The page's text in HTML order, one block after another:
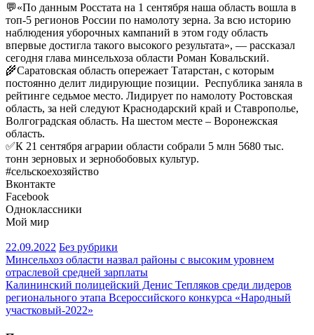
💬«По данным Росстата на 1 сентября наша область вошла в
топ-5 регионов России по намолоту зерна. За всю историю
наблюдения уборочных кампаний в этом году область
впервые достигла такого высокого результата», — рассказал
сегодня глава минсельхоза области Роман Ковальский.
🌾Саратовская область опережает Татарстан, с которым
постоянно делит лидирующие позиции. Республика заняла в
рейтинге седьмое место. Лидирует по намолоту Ростовская
область, за ней следуют Краснодарский край и Ставрополье,
Волгоградская область. На шестом месте – Воронежская
область.
✅К 21 сентября аграрии области собрали 5 млн 5680 тыс.
тонн зерновых и зернобобовых культур.
#сельскоехозяйство
Вконтакте
Facebook
Одноклассники
Мой мир
22.09.2022 Без рубрики
Навигация
по
записям
Минсельхоз области назвал районы с высоким уровнем
отраслевой средней зарплаты
Калининский полицейский Денис Тепляков среди лидеров
регионального этапа Всероссийского конкурса «Народный
участковый-2022»